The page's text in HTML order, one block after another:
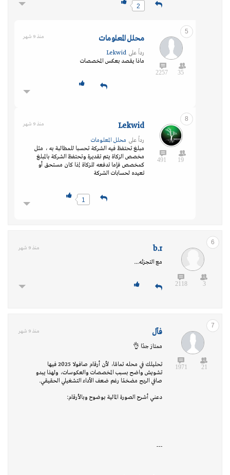
2
5
35
2257
محلل المعلومات منذ 9 شهر
رداً على Lekwid
ماذا يقصد بعكس المخصصات
8
19
491
Lekwid منذ 9 شهر
رداً على محلل المعلومات
مبلغ تحتفظ فيه الشركة تحسبا للمطالبة به ، مثل
مخصص الزكاة يتم تقديرة وتحتفظ الشركة بالمبلغ
كمخصص فإما تدفعه للزكاة إذا كان مستحق أو
تعيده لحسابات الشركة
1
6
3
2118
b.r منذ 9 شهر
مع التجزئه...
7
21
1971
فأل منذ 9 شهر
ممتاز جدًا 👌
تحليلك في محله تمامًا، لأن أرقام صافولا 2025 فيها
تشويش واضح بسبب المخصصات والعكوسات، ولهذا يبدو
صافي الربح مضخمًا رغم ضعف الأداء التشغيلي الحقيقي.
دعني أشرح الصورة المالية بوضوح وبالأرقام:
---